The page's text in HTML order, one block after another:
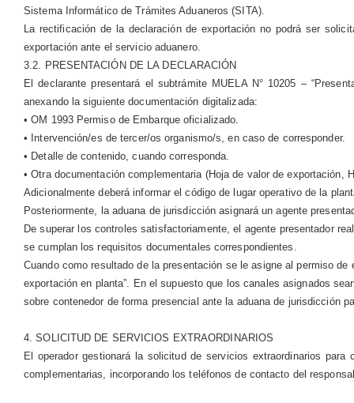
Sistema Informático de Trámites Aduaneros (SITA).
La rectificación de la declaración de exportación no podrá ser
exportación ante el servicio aduanero.
3.2. PRESENTACIÓN DE LA DECLARACIÓN
El declarante presentará el subtrámite MUELA N° 10205 –
anexando la siguiente documentación digitalizada:
• OM 1993 Permiso de Embarque oficializado.
• Intervención/es de tercer/os organismo/s, en caso de corresponder.
• Detalle de contenido, cuando corresponda.
• Otra documentación complementaria (Hoja de valor de exportación,
Adicionalmente deberá informar el código de lugar operativo de la
Posteriormente, la aduana de jurisdicción asignará un agente
De superar los controles satisfactoriamente, el agente presentador
se cumplan los requisitos documentales correspondientes.
Cuando como resultado de la presentación se le asigne al permiso
exportación en planta”. En el supuesto que los canales asignados
sobre contenedor de forma presencial ante la aduana de jurisdicción
4. SOLICITUD DE SERVICIOS EXTRAORDINARIOS
El operador gestionará la solicitud de servicios extraordinarios
complementarias, incorporando los teléfonos de contacto del